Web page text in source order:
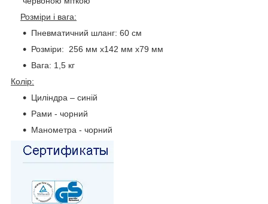
Розміри і вага:
Пневматичний шланг: 60 см
Розміри: 256 мм х142 мм х79 мм
Вага: 1,5 кг
Колір:
Циліндра – синій
Рами - чорний
Манометра - чорний